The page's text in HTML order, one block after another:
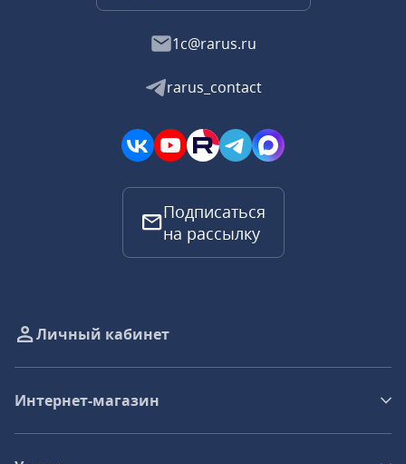
1c@rarus.ru
rarus_contact
Подписаться
на рассылку
Личный кабинет
Интернет-магазин